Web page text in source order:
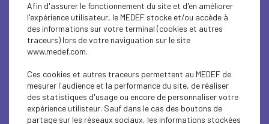
Participation au Handi Challenge inter-
entreprises animé par l’Agefiph PACA Corse, un
jeu en ligne ludique et collectif pour sensibiliser
au handicap de manière concrète.
Medef Centre-Val de Loire
Mise en lumière d’acteurs locaux proposant des
accompagnements aux entreprises, notamment
Afin d'assurer le fonctionnement du site et d'en améliorer
l'expérience utilisateur, le MEDEF stocke et/ou accède à
des informations sur votre terminal (cookies et autres
traceurs) lors de votre naviguation sur le site
www.medef.com.
Ces cookies et autres traceurs permettent au MEDEF de
mesurer l'audience et la performance du site, de réaliser
des statistiques d'usage ou encore de personnaliser votre
expérience utilisteur. Sauf dans le cas des boutons de
partage sur les réseaux sociaux, les informations stockées